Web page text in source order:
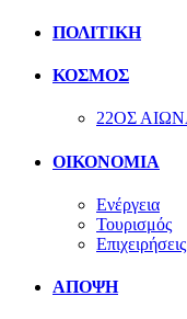
ΠΟΛΙΤΙΚΗ
ΚΟΣΜΟΣ
22ΟΣ
ΟΙΚΟΝΟΜΙΑ
Ενέργεια
Τουρισμός
Επιχειρήσεις
ΑΠΟΨΗ